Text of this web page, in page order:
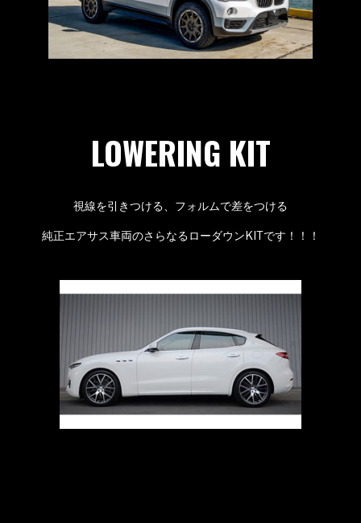
LOWERING KIT
視線を引きつける、フォルムで差をつける
純正エアサス車両のさらなるローダウンKITです！！！